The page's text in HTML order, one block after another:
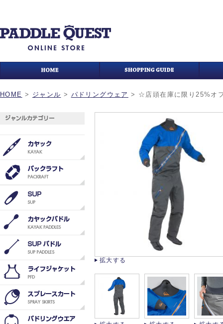
HOME > ジャンル > パドリングウェア > ☆店頭在庫に限り25%オ
拡大する